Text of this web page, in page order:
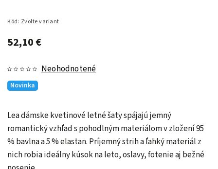
Kód: Zvoľte variant
52,10 €
Novinka
Neohodnotené
Lea dámske kvetinové letné šaty spájajú jemný
romantický vzhľad s pohodlným materiálom v zložení 95
% bavlna a 5 % elastan. Príjemný strih a ľahký materiál z
nich robia ideálny kúsok na leto, oslavy, fotenie aj bežné